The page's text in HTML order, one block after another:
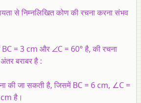
से निम्नलिखित कोण की रचना करना संभव
= 3 cm और ∠C = 60° है, की रचना
बराबर है :
की जा सकती है, जिसमें BC = 6 cm, ∠C =
है।